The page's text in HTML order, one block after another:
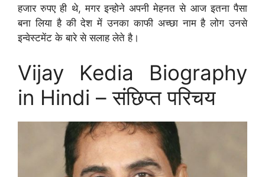
हजार रुपए ही थे, मगर इन्होने अपनी मेहनत से आज इतना पैसा
बना लिया है की देश में उनका काफी अच्छा नाम है लोग उनसे
इन्वेस्टमेंट के बारे से सलाह लेते है।
Vijay Kedia Biography
in Hindi – संछिप्त परिचय